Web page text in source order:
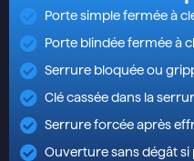
Porte simple fermée à
Porte blindée fermée à
Serrure bloquée ou
Clé cassée dans la
Serrure forcée après
Ouverture sans dégât si